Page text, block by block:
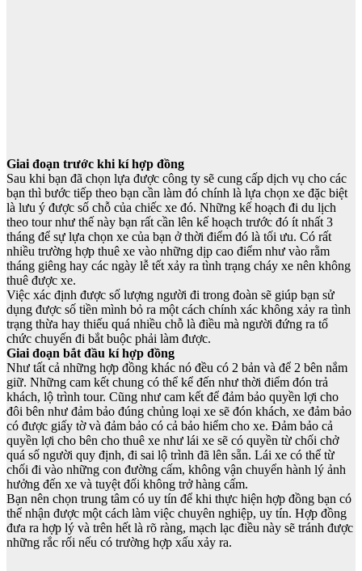
Giai đoạn trước khi kí hợp đồng
Sau khi bạn đã chọn lựa được công ty sẽ cung cấp dịch vụ cho các
bạn thì bước tiếp theo bạn cần làm đó chính là lựa chọn xe đặc biệt
là lưu ý được số chỗ của chiếc xe đó. Những kế hoạch đi du lịch
theo tour như thế này bạn rất cần lên kế hoạch trước đó ít nhất 3
tháng để sự lựa chọn xe của bạn ở thời điểm đó là tối ưu. Có rất
nhiều trường hợp thuê xe vào những dịp cao điểm như vào rằm
tháng giêng hay các ngày lễ tết xảy ra tình trạng cháy xe nên không
thuê được xe.
Việc xác định được số lượng người đi trong đoàn sẽ giúp bạn sử
dụng được số tiền mình bỏ ra một cách chính xác không xảy ra tình
trạng thừa hay thiếu quá nhiều chỗ là điều mà người đứng ra tổ
chức chuyến đi bắt buộc phải làm được.
Giai đoạn bắt đầu kí hợp đồng
Như tất cả những hợp đồng khác nó đều có 2 bản và để 2 bên nắm
giữ. Những cam kết chung có thể kể đến như thời điểm đón trả
khách, lộ trình tour. Cũng như cam kết để đảm bảo quyền lợi cho
đôi bên như đảm bảo đúng chủng loại xe sẽ đón khách, xe đảm bảo
có được giấy tờ và đảm bảo có cả bảo hiểm cho xe. Đảm bảo cả
quyền lợi cho bên cho thuê xe như lái xe sẽ có quyền từ chối chở
quá số người quy định, đi sai lộ trình đã lên sẵn. Lái xe có thể từ
chối đi vào những con đường cấm, không vận chuyển hành lý ảnh
hưởng đến xe và tuyệt đối không trở hàng cấm.
Bạn nên chọn trung tâm có uy tín để khi thực hiện hợp đồng bạn có
thể nhận được một cách làm việc chuyên nghiệp, uy tín. Hợp đồng
đưa ra hợp lý và trên hết là rõ ràng, mạch lạc điều này sẽ tránh được
những rắc rối nếu có trường hợp xấu xảy ra.